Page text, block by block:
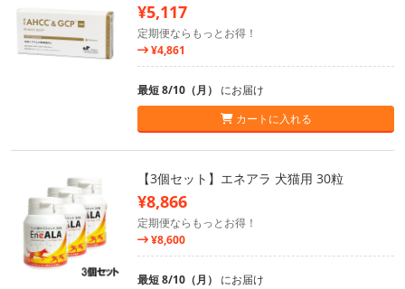
¥5,117
定期便ならもっとお得！
¥4,861
最短 8/10（月） にお届け
カートに入れる
【3個セット】エネアラ 犬猫用 30粒
¥8,866
定期便ならもっとお得！
¥8,600
最短 8/10（月） にお届け